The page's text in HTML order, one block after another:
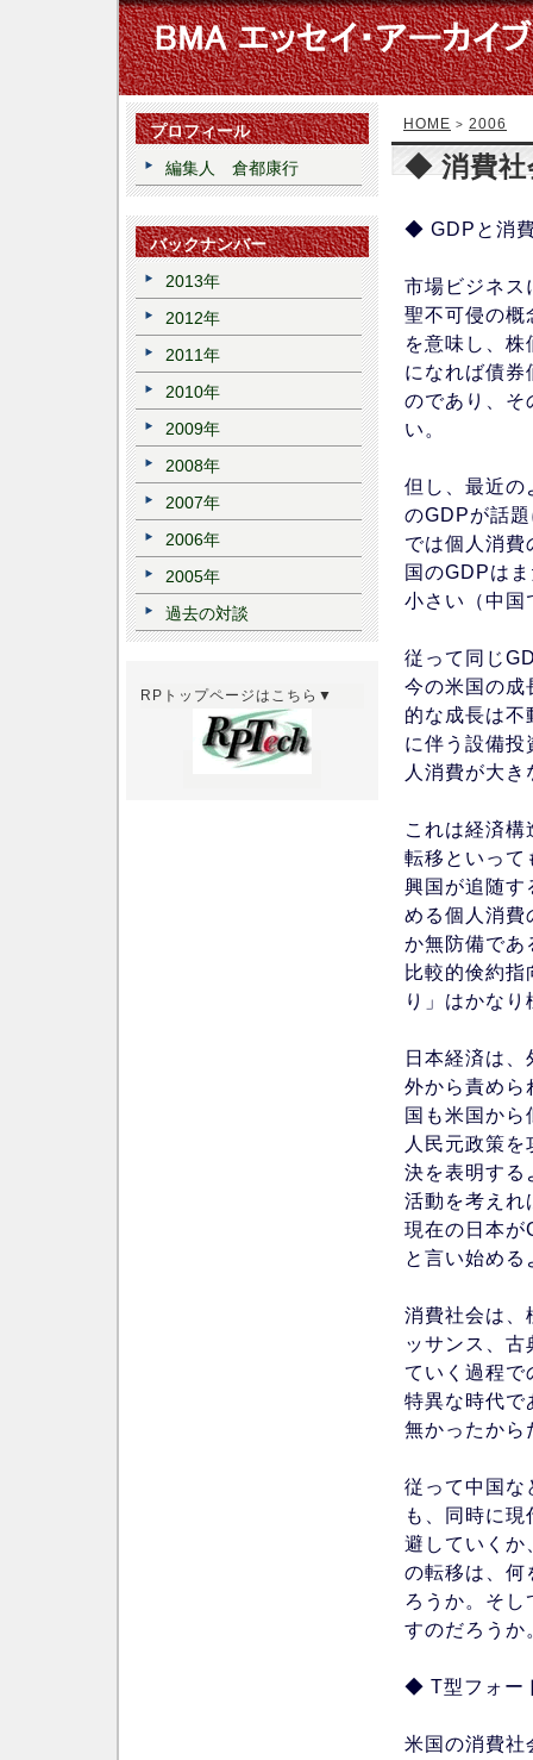
HOME > 2006
◆ 消費社
◆ GDPと消
市場ビジネス
聖不可侵の概
を意味し、
になれば債
のであり、そ
い。
但し、最近の
のGDPが話
では個人消
国のGDPは
小さい（中国
従って同じ
今の米国の成
的な成長は不
に伴う設備投
人消費が大
これは経済
転移といって
興国が追随す
める個人消費
か無防備であ
比較的倹約
り」はかな
日本経済は
外から責めら
国も米国から
人民元政策
決を表明する
活動を考えれ
現在の日本が
と言い始め
消費社会は、
ッサンス、
ていく過程で
特異な時代で
無かったから
従って中国な
も、同時に
避していくか
の転移は、何
ろうか。そし
すのだろうか
◆ T型フォー
米国の消費社
プロフィール
編集人 倉都康行
バックナンバー
2013年
2012年
2011年
2010年
2009年
2008年
2007年
2006年
2005年
過去の対談
RPトップページはこちら▼